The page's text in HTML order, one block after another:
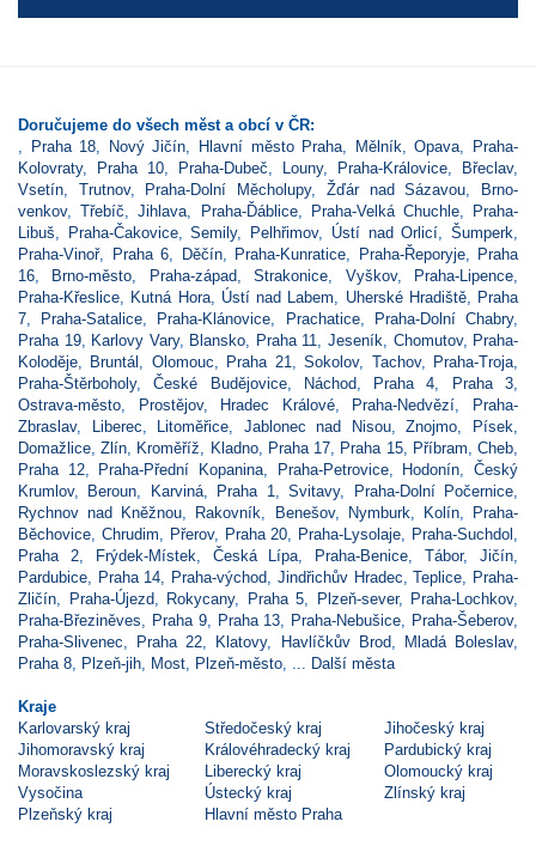
Doručujeme do všech měst a obcí v ČR:
Praha 18 Nový Jičín Hlavní město Praha Mělník ,Opava
Praha-
Kolovraty, Praha 10 Praha-Dubeč Louny, Praha-Královice Břeclav,
Vsetín
Trutnov, Praha-Dolní Měcholupy, Žďár nad Sázavou
Brno-
venkov,Třebíč ,Jihlava Praha-Ďáblice, Praha-Velká Chuchle,
Praha-
Libuš
Praha-Čakovice,Semily, Pelhřimov, Ústí nad Orlicí ,Šumperk
Praha-Vinoř, Praha 6 Děčín, Praha-Kunratice Praha-Řeporyje,
Praha
16
Brno-město Praha-západ ,Strakonice Vyškov, Praha-Lipence
Praha-Křeslice
Kutná Hora, Ústí nad Labem Uherské Hradiště,
Praha
7
Praha-Satalice Praha-Klánovice Prachatice, Praha-Dolní Chabry,
Praha 19, Karlovy Vary, Blansko Praha 11 Jeseník Chomutov, Praha-
Koloděje
Bruntál Olomouc Praha 21 ,Sokolov, Tachov, Praha-Troja
Praha-Štěrboholy,České Budějovice, Náchod Praha 4 Praha 3
Ostrava-město
Prostějov, Hradec Králové, Praha-Nedvězí
Praha-
Zbraslav, Liberec Litoměřice Jablonec nad Nisou,Znojmo Písek
Domažlice ,Zlín Kroměříž Kladno, Praha 17 Praha 15, Příbram ,Cheb
Praha 12, Praha-Přední Kopanina Praha-Petrovice, Hodonín ,Český
Krumlov, Beroun Karviná, Praha 1 ,Svitavy, Praha-Dolní Počernice
Rychnov nad Kněžnou
Rakovník Benešov, Nymburk Kolín,
Praha-
Běchovice Chrudim Přerov, Praha 20 Praha-Lysolaje Praha-Suchdol
Praha 2, Frýdek-Místek Česká Lípa Praha-Benice ,Tábor,Jičín
Pardubice
Praha 14 Praha-východ Jindřichův Hradec ,Teplice
Praha-
Zličín
Praha-Újezd Rokycany, Praha 5 Plzeň-sever, Praha-Lochkov,
Praha-Březiněves
Praha 9, Praha 13 Praha-Nebušice Praha-Šeberov,
Praha-Slivenec
Praha 22 Klatovy, Havlíčkův Brod Mladá Boleslav,
Praha 8
Plzeň-jih Most Plzeň-město Další města
Kraje
Karlovarský kraj
Středočeský kraj
Jihočeský kraj
Jihomoravský kraj
Královéhradecký kraj
Pardubický kraj
Moravskoslezský kraj
Liberecký kraj
Olomoucký kraj
Vysočina
Ústecký kraj
Zlínský kraj
Plzeňský kraj
Hlavní město Praha